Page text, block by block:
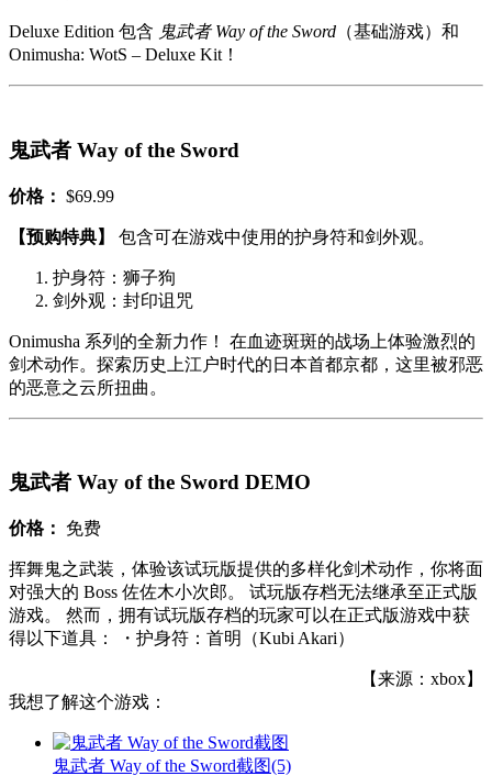
Deluxe Edition 包含 鬼武者 Way of the Sword （基础游戏）和
Onimusha: WotS – Deluxe Kit！
鬼武者 Way of the Sword
价格： $69.99
【预购特典】 包含可在游戏中使用的护身符和剑外观。
护身符：狮子狗
剑外观：封印诅咒
Onimusha 系列的全新力作！ 在血迹斑斑的战场上体验激烈的
剑术动作。探索历史上江户时代的日本首都京都，这里被邪恶
的恶意之云所扭曲。
鬼武者 Way of the Sword DEMO
价格： 免费
挥舞鬼之武装，体验该试玩版提供的多样化剑术动作，你将面
对强大的 Boss 佐佐木小次郎。 试玩版存档无法继承至正式版
游戏。 然而，拥有试玩版存档的玩家可以在正式版游戏中获
得以下道具： ・护身符：首明（Kubi Akari）
【来源：xbox】
我想了解这个游戏：
鬼武者 Way of the Sword截图(5)